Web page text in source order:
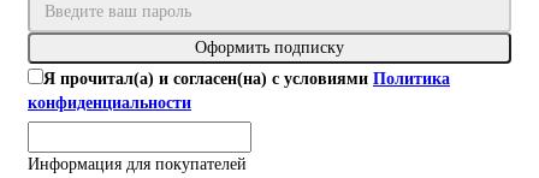
Оформить подписку
Я прочитал(а) и согласен(на) с условиями Политика
конфиденциальности
Информация для покупателей